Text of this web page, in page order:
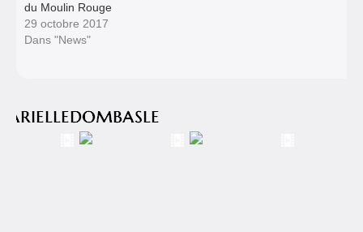
du Moulin Rouge
29 octobre 2017
Dans "News"